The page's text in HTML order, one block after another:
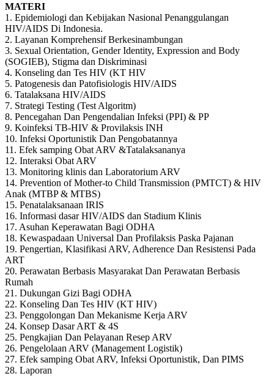
MATERI
1. Epidemiologi dan Kebijakan Nasional Penanggulangan
HIV/AIDS Di Indonesia.
2. Layanan Komprehensif Berkesinambungan
3. Sexual Orientation, Gender Identity, Expression and Body
(SOGIEB), Stigma dan Diskriminasi
4. Konseling dan Tes HIV (KT HIV
5. Patogenesis dan Patofisiologis HIV/AIDS
6. Tatalaksana HIV/AIDS
7. Strategi Testing (Test Algoritm)
8. Pencegahan Dan Pengendalian Infeksi (PPI) & PP
9. Koinfeksi TB-HIV & Provilaksis INH
10. Infeksi Oportunistik Dan Pengobatannya
11. Efek samping Obat ARV &Tatalaksananya
12. Interaksi Obat ARV
13. Monitoring klinis dan Laboratorium ARV
14. Prevention of Mother-to Child Transmission (PMTCT) & HIV
Anak (MTBP & MTBS)
15. Penatalaksanaan IRIS
16. Informasi dasar HIV/AIDS dan Stadium Klinis
17. Asuhan Keperawatan Bagi ODHA
18. Kewaspadaan Universal Dan Profilaksis Paska Pajanan
19. Pengertian, Klasifikasi ARV, Adherence Dan Resistensi Pada
ART
20. Perawatan Berbasis Masyarakat Dan Perawatan Berbasis
Rumah
21. Dukungan Gizi Bagi ODHA
22. Konseling Dan Tes HIV (KT HIV)
23. Penggolongan Dan Mekanisme Kerja ARV
24. Konsep Dasar ART & 4S
25. Pengkajian Dan Pelayanan Resep ARV
26. Pengelolaan ARV (Management Logistik)
27. Efek samping Obat ARV, Infeksi Oportunistik, Dan PIMS
28. Laporan